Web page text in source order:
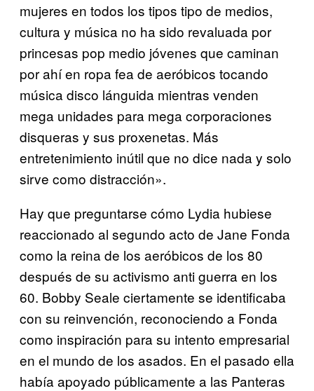
mujeres en todos los tipos tipo de medios,
cultura y música no ha sido revaluada por
princesas pop medio jóvenes que caminan
por ahí en ropa fea de aeróbicos tocando
música disco lánguida mientras venden
mega unidades para mega corporaciones
disqueras y sus proxenetas. Más
entretenimiento inútil que no dice nada y solo
sirve como distracción».
Hay que preguntarse cómo Lydia hubiese
reaccionado al segundo acto de Jane Fonda
como la reina de los aeróbicos de los 80
después de su activismo anti guerra en los
60. Bobby Seale ciertamente se identificaba
con su reinvención, reconociendo a Fonda
como inspiración para su intento empresarial
en el mundo de los asados. En el pasado ella
había apoyado públicamente a las Panteras